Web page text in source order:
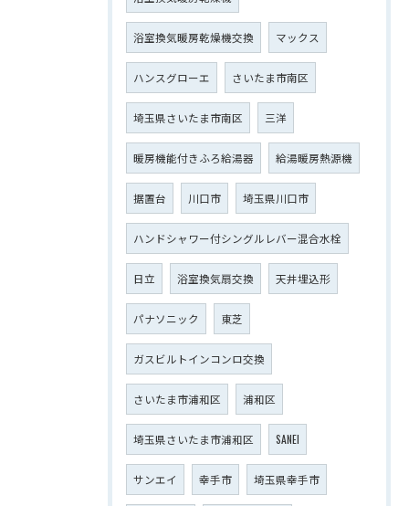
浴室換気暖房乾燥機交換 マックス
ハンスグローエ さいたま市南区
埼玉県さいたま市南区 三洋
暖房機能付きふろ給湯器 給湯暖房熱源機
据置台 川口市 埼玉県川口市
ハンドシャワー付シングルレバー混合水栓
日立 浴室換気扇交換 天井埋込形
パナソニック 東芝
ガスビルトインコンロ交換
さいたま市浦和区 浦和区
埼玉県さいたま市浦和区 SANEI
サンエイ 幸手市 埼玉県幸手市